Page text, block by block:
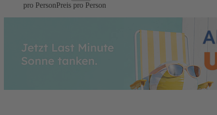
pro PersonPreis pro Person